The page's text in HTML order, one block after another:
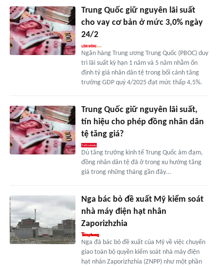
Trung Quốc giữ nguyên lãi suất
cho vay cơ bản ở mức 3,0% ngày
24/2
Ngân hàng Trung ương Trung Quốc (PBOC) duy
trì lãi suất kỳ hạn 1 năm và 5 năm nhằm ổn
định tỷ giá nhân dân tệ trong bối cảnh tăng
trưởng GDP quý 4/2025 đạt mức thấp 4,5%.
Trung Quốc giữ nguyên lãi suất,
tín hiệu cho phép đồng nhân dân
tệ tăng giá?
Dù tăng trưởng kinh tế Trung Quốc ảm đạm,
đồng nhân dân tệ đã ở trong xu hướng tăng
giá trong những tháng gần đây...
Nga bác bỏ đề xuất Mỹ kiểm soát
nhà máy điện hạt nhân
Zaporizhzhia
Nga đã bác bỏ đề xuất của Mỹ về việc chuyển
giao toàn bộ quyền kiểm soát nhà máy điện
hạt nhân Zaporizhzhia (ZNPP) như một phần